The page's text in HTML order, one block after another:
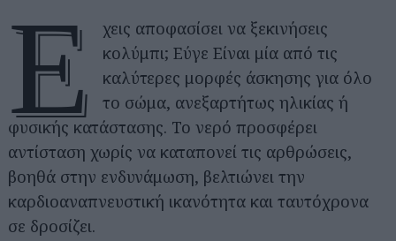
Έ
χεις αποφασίσει να ξεκινήσεις
κολύμπι; Εύγε Είναι μία από τις
καλύτερες μορφές άσκησης για όλο
το σώμα, ανεξαρτήτως ηλικίας ή
φυσικής κατάστασης. Το νερό προσφέρει
αντίσταση χωρίς να καταπονεί τις αρθρώσεις,
βοηθά στην ενδυνάμωση, βελτιώνει την
καρδιοαναπνευστική ικανότητα και ταυτόχρονα
σε δροσίζει.